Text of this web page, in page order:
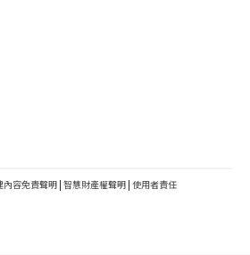
內容免責聲明 | 智慧財產權聲明 | 使用者責任